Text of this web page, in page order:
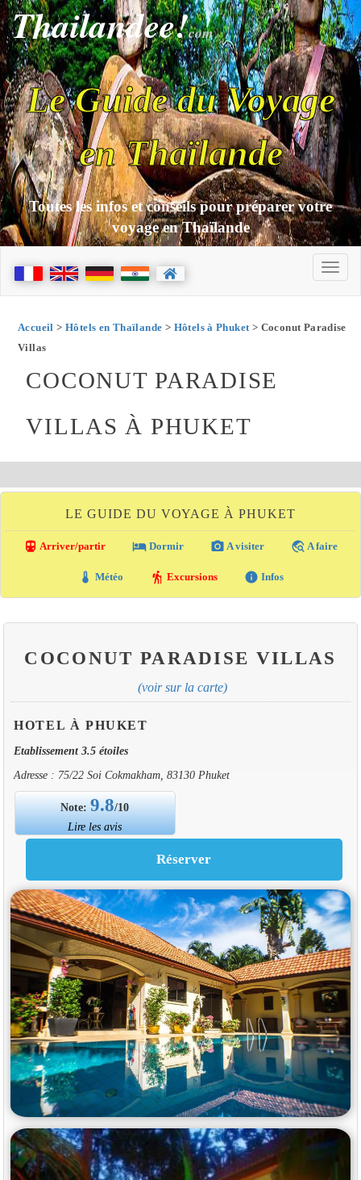
Thailandee!com
Le Guide du Voyage
en Thaïlande
Toutes les infos et conseils pour préparer votre
voyage en Thaïlande
Accueil > Hôtels en Thaïlande > Hôtels à Phuket> Coconut Paradise
Villas
COCONUT PARADISE
VILLAS À PHUKET
LE GUIDE DU VOYAGE À PHUKET
directions_transit Arriver/partir local_hotel Dormir photo_camera A visiter travel_explore A faire
thermostat Météo hiking Excursions info Infos
COCONUT PARADISE VILLAS
(voir sur la carte)
HOTEL À PHUKET
Etablissement 3.5 étoiles
Adresse : 75/22 Soi Cokmakham, 83130 Phuket
Note:9.8/10
Lire les avis